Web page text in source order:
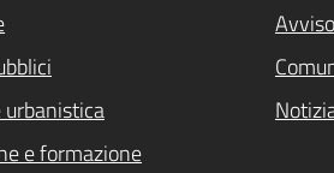
urbanistica
e formazione
Avviso